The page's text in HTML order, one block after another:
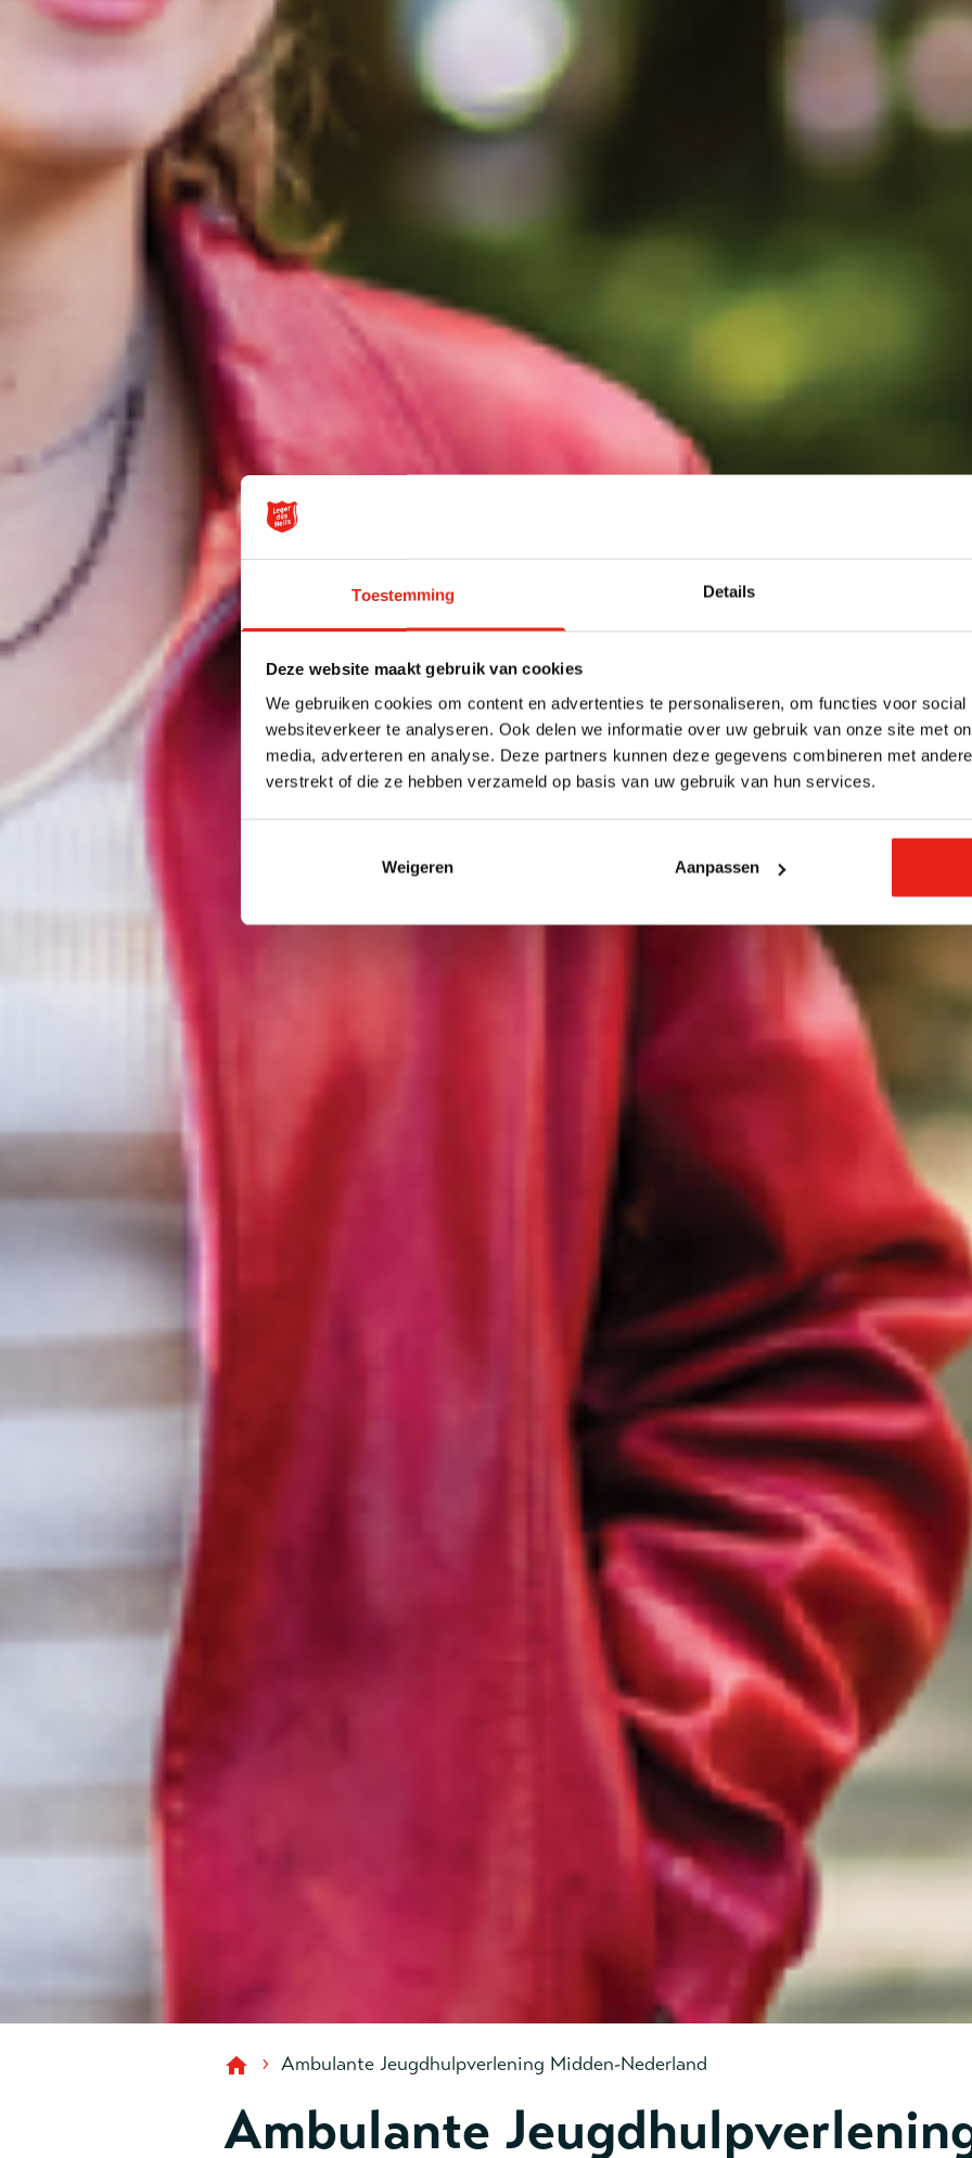
Toestemming Details
Deze website maakt gebruik van cookies
We gebruiken cookies om content en advertenties te personaliseren, om functies voor
websiteverkeer te analyseren. Ook delen we informatie over uw gebruik van onze site met
media, adverteren en analyse. Deze partners kunnen deze gegevens combineren met
verstrekt of die ze hebben verzameld op basis van uw gebruik van hun services.
Weigeren Aanpassen
› Ambulante Jeugdhulpverlening Midden-Nederland
Ambulante